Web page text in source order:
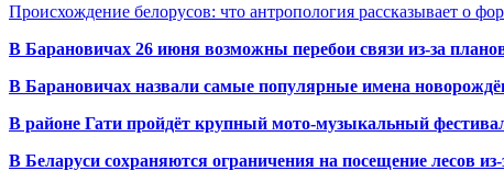
Происхождение белорусов: что антропология рассказывает о
В Барановичах 26 июня возможны перебои связи из-за
В Барановичах назвали самые популярные имена
В районе Гати пройдёт крупный мото-музыкальный
В Беларуси сохраняются ограничения на посещение лесов